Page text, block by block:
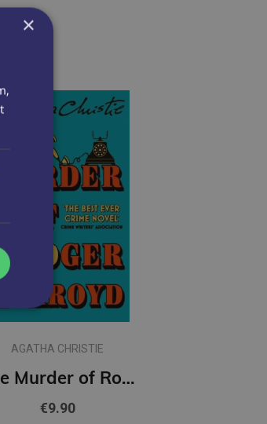
AGATHA CHRISTIE
The Murder of Roger Ackroyd : 100th Anniversary Edition
€9.90
×